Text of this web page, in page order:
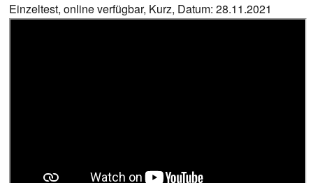
Einzeltest, online verfügbar, Kurz, Datum: 28.11.2021